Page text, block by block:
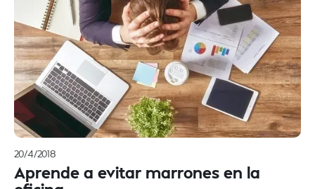
20/4/2018
Aprende a evitar marrones en la